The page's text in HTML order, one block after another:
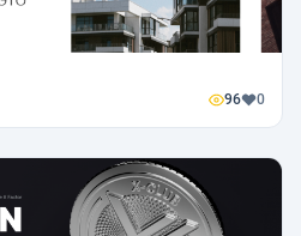
96 0